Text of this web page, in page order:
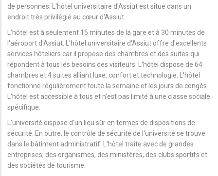
de personnes. L'hôtel universitaire d'Assiut est situé dans un
endroit très privilégié au cœur d'Assiut.
L’hôtel est à seulement 15 minutes de la gare et à 30 minutes de
l'aéroport d'Assiut. L'hôtel universitaire d'Assiut offre d'excellents
services hôteliers car il propose des chambres et des suites qui
répondent à tous les besoins des visiteurs. L'hôtel dispose de 64
chambres et 4 suites alliant luxe, confort et technologie. L'hôtel
fonctionne régulièrement toute la semaine et les jours de congés.
L'hôtel est accessible à tous et n'est pas limité à une classe sociale
spécifique.
L'université dispose d'un lieu sûr en termes de dispositions de
sécurité. En outre, le contrôle de sécurité de l'université se trouve
dans le bâtiment administratif. L'hôtel traite avec de grandes
entreprises, des organismes, des ministères, des clubs sportifs et
des sociétés de tourisme.